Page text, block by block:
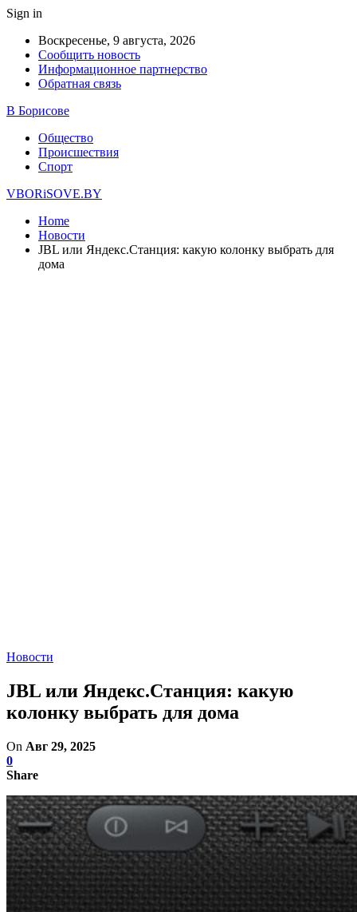
Sign in
Воскресенье, 9 августа, 2026
Сообщить новость
Информационное партнерство
Обратная связь
В Борисове
Общество
Происшествия
Спорт
VBORiSOVE.BY
Home
Новости
JBL или Яндекс.Станция: какую колонку выбрать для
дома
Новости
JBL или Яндекс.Станция: какую
колонку выбрать для дома
On Авг 29, 2025
0
Share